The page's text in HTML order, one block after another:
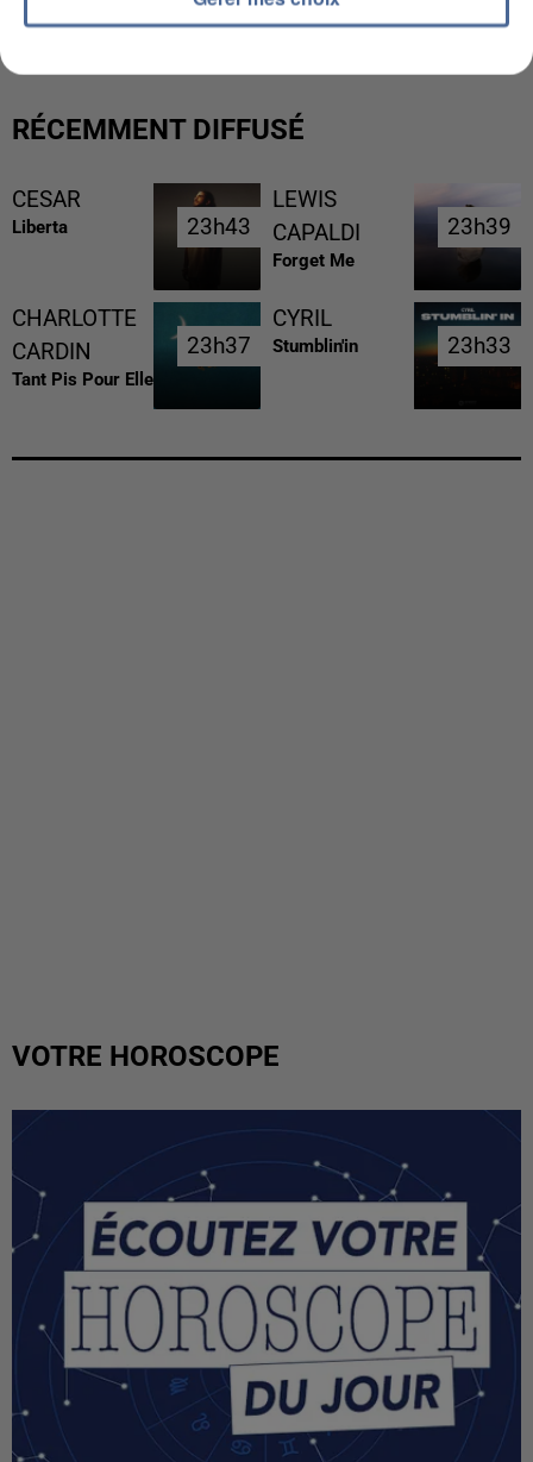
RÉCEMMENT DIFFUSÉ
CESAR
Liberta 23h43
23h43
LEWIS
CAPALDI
Forget Me
23h39
23h39
CHARLOTTE
CARDIN
Tant Pis Pour Elle
23h37
23h37
CYRIL
Stumblin'in 23h33
23h33
VOTRE HOROSCOPE